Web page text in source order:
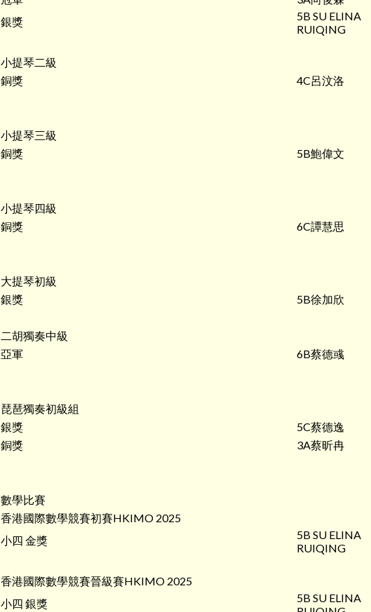
銀獎
5B SU ELINA
RUIQING
小提琴二級
銅獎
4C呂汶洛
小提琴三級
銅獎
5B鮑偉文
小提琴四級
銅獎
6C譚慧思
大提琴初級
銀獎
5B徐加欣
二胡獨奏中級
亞軍
6B蔡德彧
琵琶獨奏初級組
銀獎
5C蔡德逸
銅獎
3A蔡昕冉
數學比賽
香港國際數學競賽初賽HKIMO 2025
小四 金獎
5B SU ELINA
RUIQING
香港國際數學競賽晉級賽HKIMO 2025
小四 銀獎
5B SU ELINA